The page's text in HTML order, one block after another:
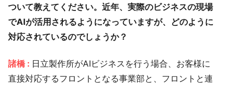
ついて教えてください。近年、実際のビジネスの現場
でAIが活用されるようになっていますが、どのように
対応されているのでしょうか？
諸橋 : 日立製作所がAIビジネスを行う場合、お客様に
直接対応するフロントとなる事業部と、フロントと連